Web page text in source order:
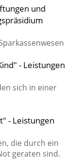
und
- Leistungen
sich in einer
- Leistungen
die durch ein
geraten sind.